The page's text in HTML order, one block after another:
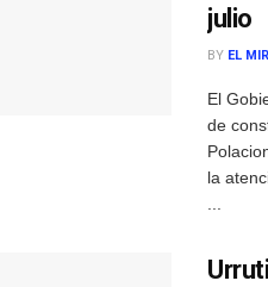
julio
BY EL
El
de
la